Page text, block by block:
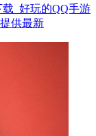
_好玩的QQ手游
供最新